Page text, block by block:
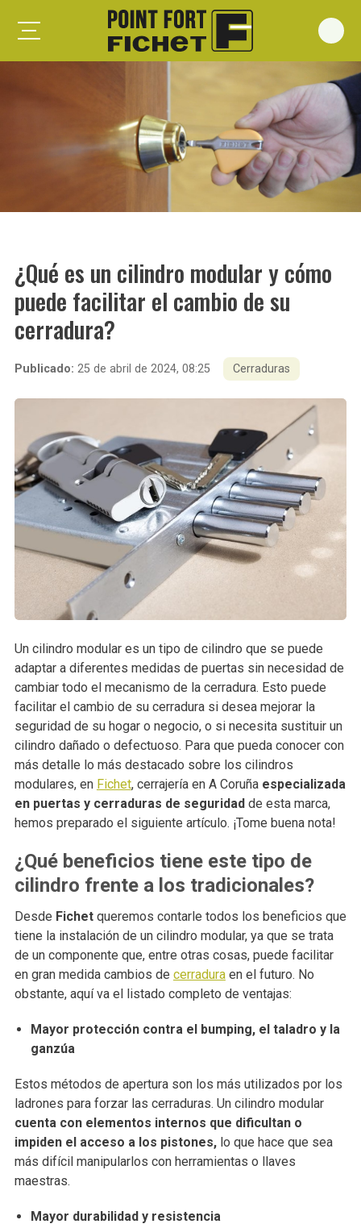
Foxeo HiS
Forges G375
Spheris His
Spheris Xp
Forstyl
Duo G071
¿Qué es un cilindro modular y cómo
puede facilitar el cambio de su
cerradura?
Publicado: 25 de abril de 2024, 08:25 Cerraduras
Un cilindro modular es un tipo de cilindro que se puede
adaptar a diferentes medidas de puertas sin necesidad de
cambiar todo el mecanismo de la cerradura. Esto puede
facilitar el cambio de su cerradura si desea mejorar la
seguridad de su hogar o negocio, o si necesita sustituir un
cilindro dañado o defectuoso. Para que pueda conocer con
más detalle lo más destacado sobre los cilindros
modulares, en Fichet, cerrajería en A Coruñaespecializada
en puertas y cerraduras de seguridadde esta marca,
hemos preparado el siguiente artículo. ¡Tome buena nota!
¿Qué beneficios tiene este tipo de
cilindro frente a los tradicionales?
Desde Fichetqueremos contarle todos los beneficios que
tiene la instalación de un cilindro modular, ya que se trata
de un componente que, entre otras cosas, puede facilitar
en gran medida cambios de cerraduraen el futuro. No
obstante, aquí va el listado completo de ventajas:
Mayor protección contra el bumping, el taladro y la
ganzúa
Estos métodos de apertura son los más utilizados por los
ladrones para forzar las cerraduras. Un cilindro modular
cuenta con elementos internos que dificultan o
impiden el acceso a los pistones, lo que hace que sea
más difícil manipularlos con herramientas o llaves
maestras.
Mayor durabilidad y resistencia